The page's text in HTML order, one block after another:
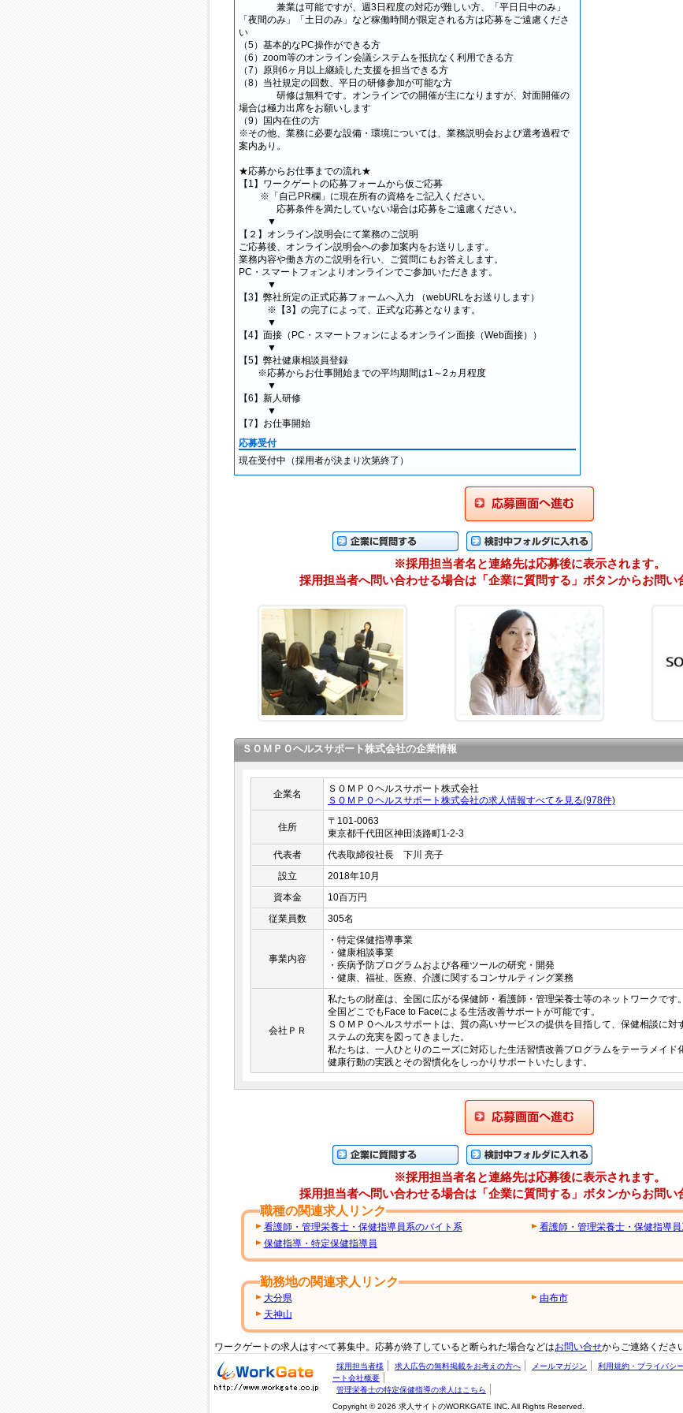
兼業は可能ですが、週3日程度の対応が難しい方、「平日日中のみ」
「夜間のみ」「土日のみ」など稼働時間が限定される方は応募をご遠慮くださ
い
（5）基本的なPC操作ができる方
（6）zoom等のオンライン会議システムを抵抗なく利用できる方
（7）原則6ヶ月以上継続した支援を担当できる方
（8）当社規定の回数、平日の研修参加が可能な方
研修は無料です。オンラインでの開催が主になりますが、対面開催の
場合は極力出席をお願いします
（9）国内在住の方
※その他、業務に必要な設備・環境については、業務説明会および選考過程で
案内あり。
★応募からお仕事までの流れ★
【1】ワークゲートの応募フォームから仮ご応募
※「自己PR欄」に現在所有の資格をご記入ください。
応募条件を満たしていない場合は応募をご遠慮ください。
▼
【２】オンライン説明会にて業務のご説明
ご応募後、オンライン説明会への参加案内をお送りします。
業務内容や働き方のご説明を行い、ご質問にもお答えします。
PC・スマートフォンよりオンラインでご参加いただきます。
▼
【3】弊社所定の正式応募フォームへ入力 （webURLをお送りします）
※【3】の完了によって、正式な応募となります。
▼
【4】面接（PC・スマートフォンによるオンライン面接（Web面接））
▼
【5】弊社健康相談員登録
※応募からお仕事開始までの平均期間は1～2ヵ月程度
▼
【6】新人研修
▼
【7】お仕事開始
応募受付
現在受付中（採用者が決まり次第終了）
応募画面に進む
企業に質問する 検検討中フォルダに入れる
※採用担当者名と連絡先は応募後に表示されます。
採用担当者へ問い合わせる場合は「企業に質問する」ボタンからお問い
ＳＯＭＰＯヘルスサポート株式会社の企業情報
企業名
ＳＯＭＰＯヘルスサポート株式会社
ＳＯＭＰＯヘルスサポート株式会社の求人情報すべてを見る(978件)
住所
〒101-0063
東京都千代田区神田淡路町1-2-3
代表者
代表取締役社長 下川 亮子
設立
2018年10月
資本金
10百万円
従業員数
305名
事業内容
・特定保健指導事業
・健康相談事業
・疾病予防プログラムおよび各種ツールの研究・開発
・健康、福祉、医療、介護に関するコンサルティング業務
会社ＰＲ
私たちの財産は、全国に広がる保健師・看護師・管理栄養士等のネットワークです。
全国どこでもFace to Faceによる生活改善サポートが可能です。
ＳＯＭＰＯヘルスサポートは、質の高いサービスの提供を目指して、保健相談に対
ステムの充実を図ってきました。
私たちは、一人ひとりのニーズに対応した生活習慣改善プログラムをテーラメイド
健康行動の実践とその習慣化をしっかりサポートいたします。
応募画面に進む
企業に質問する 検討中フォルダに入れる
※採用担当者名と連絡先は応募後に表示されます。
採用担当者へ問い合わせる場合は「企業に質問する」ボタンからお問い
職種の関連求人リンク
看護師・管理栄養士・保健指導員系のバイト系
看護師・管理栄養士・保健指導員
保健指導・特定保健指導員
勤務地の関連求人リンク
大分県
由布市
天神山
ワークゲートの求人はすべて募集中。応募が終了していると断られた場合などはお問い合せからご連絡くださ
求人・求人情報ならワー
クゲートへ！
採用担当者様 求人広告の無料掲載をお考えの方へ メールマガジン 利用規約・プライバシ
ート会社概要
管理栄養士の特定保健指導の求人はこちら
Copyright © 2026 求人サイトのWORKGATE INC. All Rights Reserved.